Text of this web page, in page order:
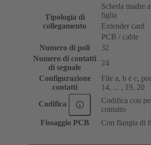
Tipologia di
collegamento
Scheda madre
figlia
Extender card
PCB / cable
Numero di poli
32
Numero di contatti
di segnale
24
Configurazione
contatti
File a, b e c,
14, ... , 19, 20
Codifica
Codifica con
contatto
Fissaggio PCB
Con flangia di